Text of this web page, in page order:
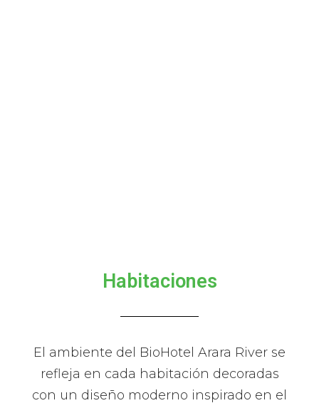
Habitaciones
El ambiente del BioHotel Arara River se
refleja en cada habitación decoradas
con un diseño moderno inspirado en el